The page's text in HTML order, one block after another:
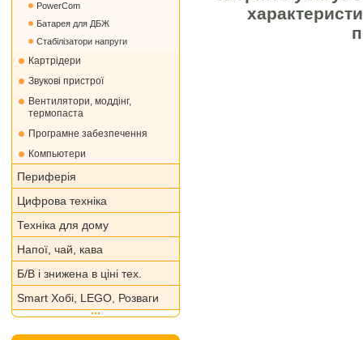
PowerCom
Батарея для ДБЖ
Стабілізатори напруги
Картрідери
Звукові пристрої
Вентилятори, моддінг,
термопаста
Програмне забезпечення
Компьютери
Периферія
Цифрова техніка
Техніка для дому
Напої, чай, кава
Б/В і знижена в ціні тех.
Smart Хобі, LEGO, Розваги